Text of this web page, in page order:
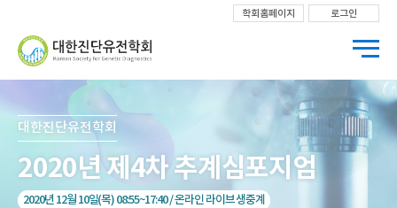
학회홈페이지 로그인
대한진단유전학회
2020년 제4차 추계심포지엄
2020년 12월 10일(목) 08:55~17:40 / 온라인 라이브 생중계